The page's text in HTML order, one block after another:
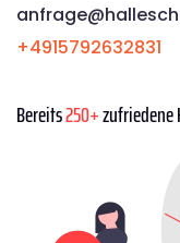
+4915792632831
Bereits250+zufriedene